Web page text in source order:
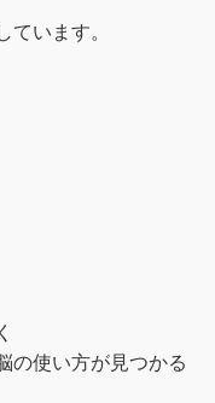
います。
の使い方が見つかる